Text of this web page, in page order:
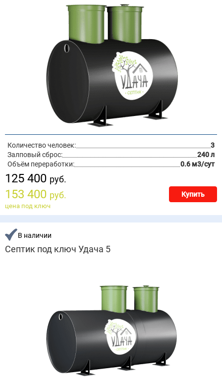
Количество человек:
3
Залповый сброс:
240 л
Объём переработки:
0.6 м3/сут
125 400 руб.
153 400 руб. Купить
цена под ключ
В наличии
Септик под ключ Удача 5